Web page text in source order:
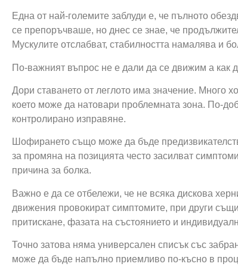
Една от най-големите заблуди е, че пълното
се препоръчваше, но днес се знае, че
Мускулите отслабват, стабилността намалява и
По-важният въпрос не е дали да се движим а как
Дори ставането от леглото има значение. Много
което може да натовари проблемната зона. По-
контролирано изправяне.
Шофирането също може да бъде
за промяна на позицията често засилват
причина за болка.
Важно е да се отбележи, че не всяка дискова
движения провокират симптомите, при други
притискане, фазата на състоянието и
Точно затова няма универсален списък със
може да бъде напълно приемливо по-късно в